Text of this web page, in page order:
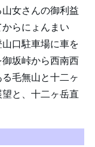
女さんの御利益
らにょんまい
口駐車場に車を
坂峠から西南西
毛無山と十二ヶ
と、十二ヶ岳直